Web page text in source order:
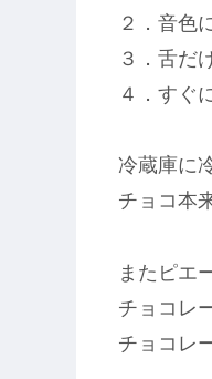
２．音色
３．舌だ
４．すぐ
冷蔵庫に
チョコ本
またピエ
チョコレ
チョコレ